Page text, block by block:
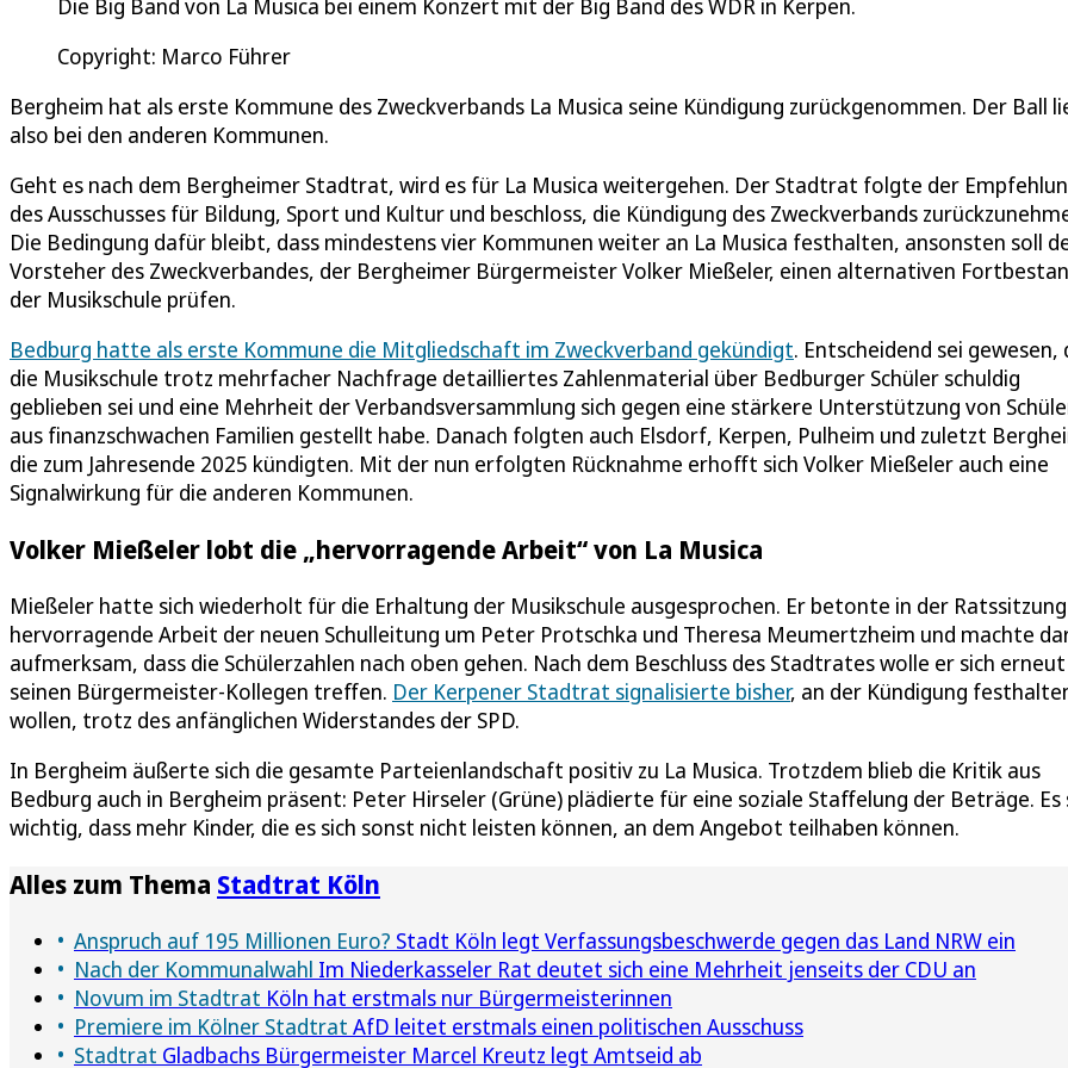
Die Big Band von La Musica bei einem Konzert mit der Big Band des WDR in Kerpen.
Copyright: Marco Führer
Bergheim hat als erste Kommune des Zweckverbands La Musica seine Kündigung zurückgenommen. Der Ball
also bei den anderen Kommunen.
Geht es nach dem Bergheimer Stadtrat, wird es für La Musica weitergehen. Der Stadtrat folgte der
des Ausschusses für Bildung, Sport und Kultur und beschloss, die Kündigung des Zweckverbands
Die Bedingung dafür bleibt, dass mindestens vier Kommunen weiter an La Musica festhalten, ansonsten soll
Vorsteher des Zweckverbandes, der Bergheimer Bürgermeister Volker Mießeler, einen alternativen
der Musikschule prüfen.
Bedburg hatte als erste Kommune die Mitgliedschaft im Zweckverband gekündigt. Entscheidend sei gewesen,
die Musikschule trotz mehrfacher Nachfrage detailliertes Zahlenmaterial über Bedburger Schüler schuldig
geblieben sei und eine Mehrheit der Verbandsversammlung sich gegen eine stärkere Unterstützung von
aus finanzschwachen Familien gestellt habe. Danach folgten auch Elsdorf, Kerpen, Pulheim und zuletzt
die zum Jahresende 2025 kündigten. Mit der nun erfolgten Rücknahme erhofft sich Volker Mießeler auch eine
Signalwirkung für die anderen Kommunen.
Volker Mießeler lobt die „hervorragende Arbeit“ von La Musica
Mießeler hatte sich wiederholt für die Erhaltung der Musikschule ausgesprochen. Er betonte in der
hervorragende Arbeit der neuen Schulleitung um Peter Protschka und Theresa Meumertzheim und machte
aufmerksam, dass die Schülerzahlen nach oben gehen. Nach dem Beschluss des Stadtrates wolle er sich
seinen Bürgermeister-Kollegen treffen. Der Kerpener Stadtrat signalisierte bisher, an der Kündigung
wollen, trotz des anfänglichen Widerstandes der SPD.
In Bergheim äußerte sich die gesamte Parteienlandschaft positiv zu La Musica. Trotzdem blieb die Kritik aus
Bedburg auch in Bergheim präsent: Peter Hirseler (Grüne) plädierte für eine soziale Staffelung der Beträge. Es
wichtig, dass mehr Kinder, die es sich sonst nicht leisten können, an dem Angebot teilhaben können.
Alles zum Thema Stadtrat Köln
Anspruch auf 195 Millionen Euro? Stadt Köln legt Verfassungsbeschwerde gegen das Land NRW ein
Nach der Kommunalwahl Im Niederkasseler Rat deutet sich eine Mehrheit jenseits der CDU an
Novum im Stadtrat Köln hat erstmals nur Bürgermeisterinnen
Premiere im Kölner Stadtrat AfD leitet erstmals einen politischen Ausschuss
Stadtrat Gladbachs Bürgermeister Marcel Kreutz legt Amtseid ab